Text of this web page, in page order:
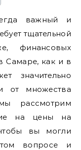
важный и
тщательной
финансовых
Самаре, как и в
значительно
от множества
рассмотрим
на цены на
вы могли
вопросе и